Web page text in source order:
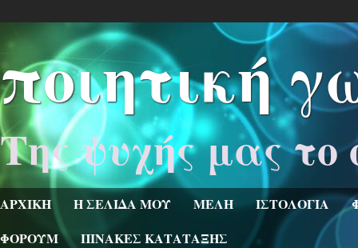
ποιητική
Της ψυχής μας το
ΑΡΧΙΚΗ Η ΣΕΛΙΔΑ ΜΟΥ ΜΕΛΗ ΙΣΤΟΛΟΓΙΑ
ΦΟΡΟΥΜ
ΠΙΝΑΚΕΣ ΚΑΤΑΤΑΞΗΣ